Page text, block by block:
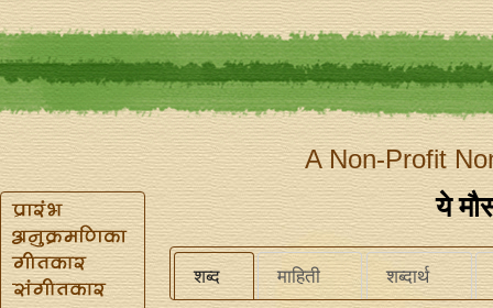
A Non-Profit
ये
शब्द माहिती शब्दार्थ